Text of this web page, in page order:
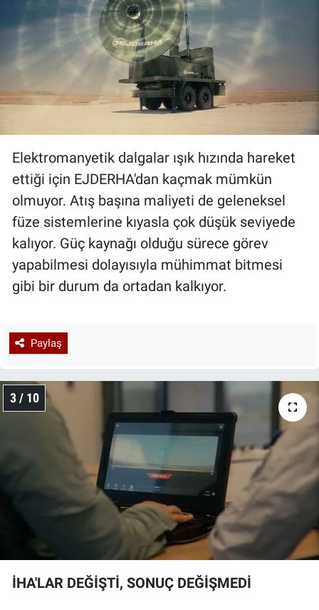
Elektromanyetik dalgalar ışık hızında hareket
ettiği için EJDERHA'dan kaçmak mümkün
olmuyor. Atış başına maliyeti de geleneksel
füze sistemlerine kıyasla çok düşük seviyede
kalıyor. Güç kaynağı olduğu sürece görev
yapabilmesi dolayısıyla mühimmat bitmesi
gibi bir durum da ortadan kalkıyor.
Paylaş
3 / 10
İHA'LAR DEĞİŞTİ, SONUÇ DEĞİŞMEDİ